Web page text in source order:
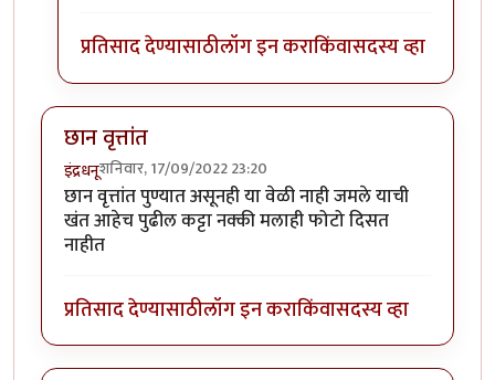
प्रतिसाद देण्यासाठीलॉग इन कराकिंवासदस्य व्हा
छान वृत्तांत
इंद्रधनूशनिवार, 17/09/2022 23:20
छान वृत्तांत पुण्यात असूनही या वेळी नाही जमले याची
खंत आहेच पुढील कट्टा नक्की मलाही फोटो दिसत
नाहीत
प्रतिसाद देण्यासाठीलॉग इन कराकिंवासदस्य व्हा